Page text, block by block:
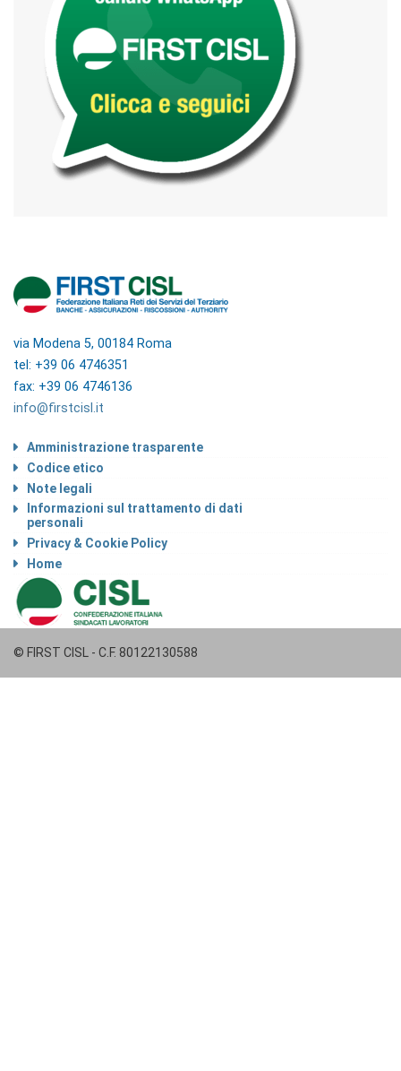
via Modena 5, 00184 Roma
tel: +39 06 4746351
fax: +39 06 4746136
info@firstcisl.it
Amministrazione trasparente
Codice etico
Note legali
Informazioni sul trattamento di dati
personali
Privacy & Cookie Policy
Home
© FIRST CISL - C.F. 80122130588